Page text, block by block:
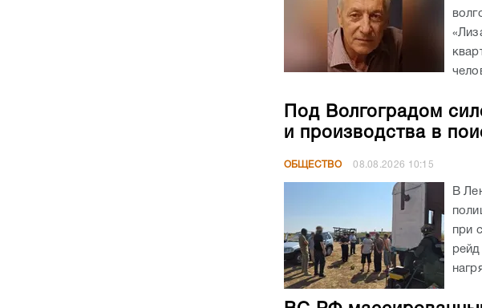
Под Волгоградом
и производства в
ОБЩЕСТВО 08.08.2026 10:15
В
при